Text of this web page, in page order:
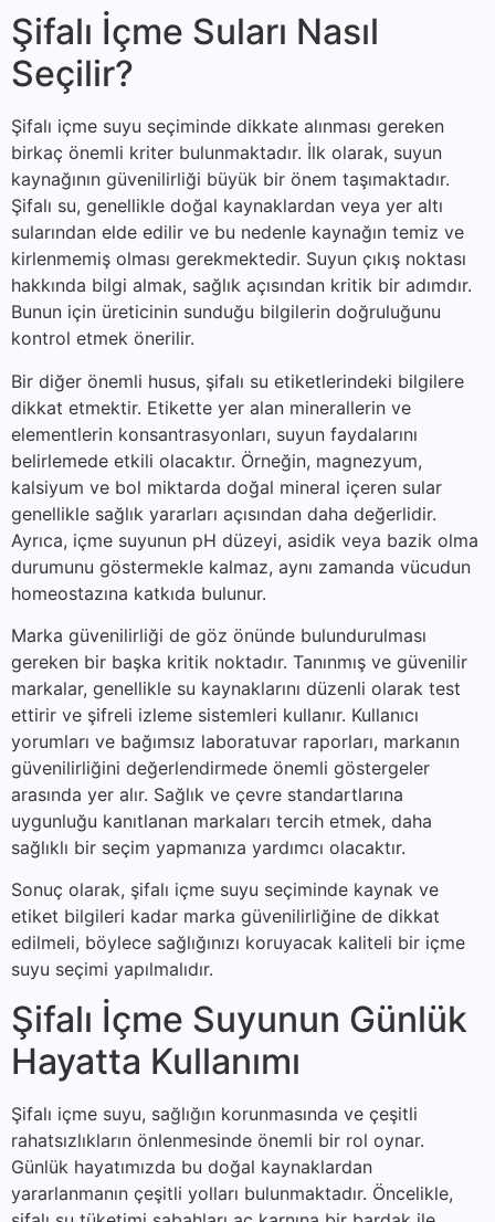
Şifalı İçme Suları Nasıl
Seçilir?
Şifalı içme suyu seçiminde dikkate alınması gereken
birkaç önemli kriter bulunmaktadır. İlk olarak, suyun
kaynağının güvenilirliği büyük bir önem taşımaktadır.
Şifalı su, genellikle doğal kaynaklardan veya yer altı
sularından elde edilir ve bu nedenle kaynağın temiz ve
kirlenmemiş olması gerekmektedir. Suyun çıkış noktası
hakkında bilgi almak, sağlık açısından kritik bir adımdır.
Bunun için üreticinin sunduğu bilgilerin doğruluğunu
kontrol etmek önerilir.
Bir diğer önemli husus, şifalı su etiketlerindeki bilgilere
dikkat etmektir. Etikette yer alan minerallerin ve
elementlerin konsantrasyonları, suyun faydalarını
belirlemede etkili olacaktır. Örneğin, magnezyum,
kalsiyum ve bol miktarda doğal mineral içeren sular
genellikle sağlık yararları açısından daha değerlidir.
Ayrıca, içme suyunun pH düzeyi, asidik veya bazik olma
durumunu göstermekle kalmaz, aynı zamanda vücudun
homeostazına katkıda bulunur.
Marka güvenilirliği de göz önünde bulundurulması
gereken bir başka kritik noktadır. Tanınmış ve güvenilir
markalar, genellikle su kaynaklarını düzenli olarak test
ettirir ve şifreli izleme sistemleri kullanır. Kullanıcı
yorumları ve bağımsız laboratuvar raporları, markanın
güvenilirliğini değerlendirmede önemli göstergeler
arasında yer alır. Sağlık ve çevre standartlarına
uygunluğu kanıtlanan markaları tercih etmek, daha
sağlıklı bir seçim yapmanıza yardımcı olacaktır.
Sonuç olarak, şifalı içme suyu seçiminde kaynak ve
etiket bilgileri kadar marka güvenilirliğine de dikkat
edilmeli, böylece sağlığınızı koruyacak kaliteli bir içme
suyu seçimi yapılmalıdır.
Şifalı İçme Suyunun Günlük
Hayatta Kullanımı
Şifalı içme suyu, sağlığın korunmasında ve çeşitli
rahatsızlıkların önlenmesinde önemli bir rol oynar.
Günlük hayatımızda bu doğal kaynaklardan
yararlanmanın çeşitli yolları bulunmaktadır. Öncelikle,